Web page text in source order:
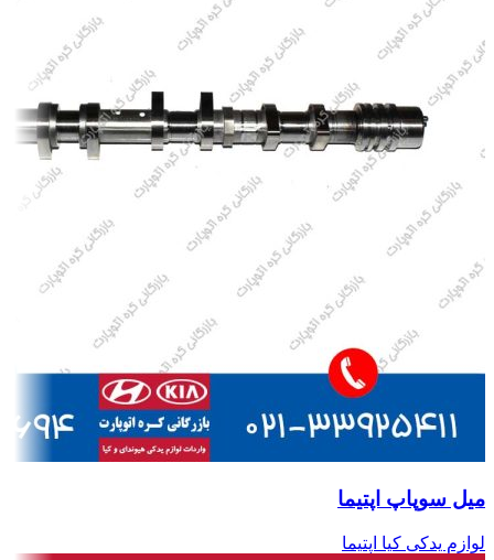
میل سوپاپ اپتیما
لوازم یدکی کیا اپتیما